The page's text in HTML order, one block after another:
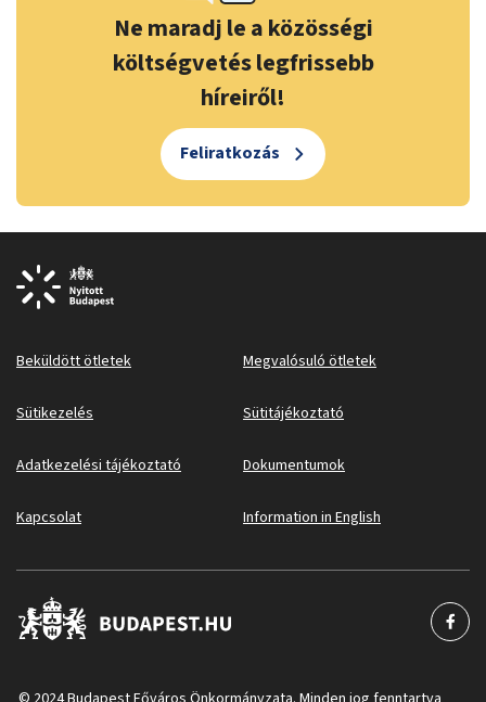
Ne maradj le a közösségi
költségvetés legfrissebb
híreiről!
Feliratkozás
Beküldött ötletek Megvalósuló ötletek
Sütikezelés Sütitájékoztató
Adatkezelési tájékoztató Dokumentumok
Kapcsolat Information in English